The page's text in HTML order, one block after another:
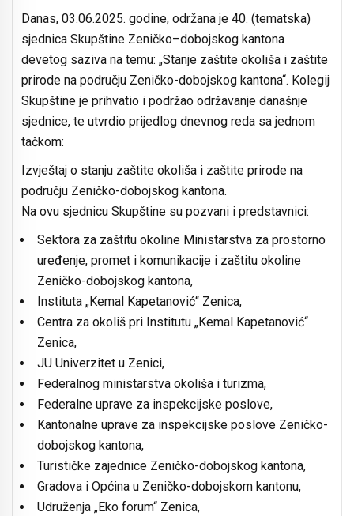
Danas, 03.06.2025. godine, održana je 40. (tematska)
sjednica Skupštine Zeničko–dobojskog kantona
devetog saziva na temu: „Stanje zaštite okoliša i zaštite
prirode na području Zeničko-dobojskog kantona“. Kolegij
Skupštine je prihvatio i podržao održavanje današnje
sjednice, te utvrdio prijedlog dnevnog reda sa jednom
tačkom:
Izvještaj o stanju zaštite okoliša i zaštite prirode na
području Zeničko-dobojskog kantona.
Na ovu sjednicu Skupštine su pozvani i predstavnici:
Sektora za zaštitu okoline Ministarstva za prostorno
uređenje, promet i komunikacije i zaštitu okoline
Zeničko-dobojskog kantona,
Instituta „Kemal Kapetanović“ Zenica,
Centra za okoliš pri Institutu „Kemal Kapetanović“
Zenica,
JU Univerzitet u Zenici,
Federalnog ministarstva okoliša i turizma,
Federalne uprave za inspekcijske poslove,
Kantonalne uprave za inspekcijske poslove Zeničko-
dobojskog kantona,
Turističke zajednice Zeničko-dobojskog kantona,
Gradova i Općina u Zeničko-dobojskom kantonu,
Udruženja „Eko forum“ Zenica,